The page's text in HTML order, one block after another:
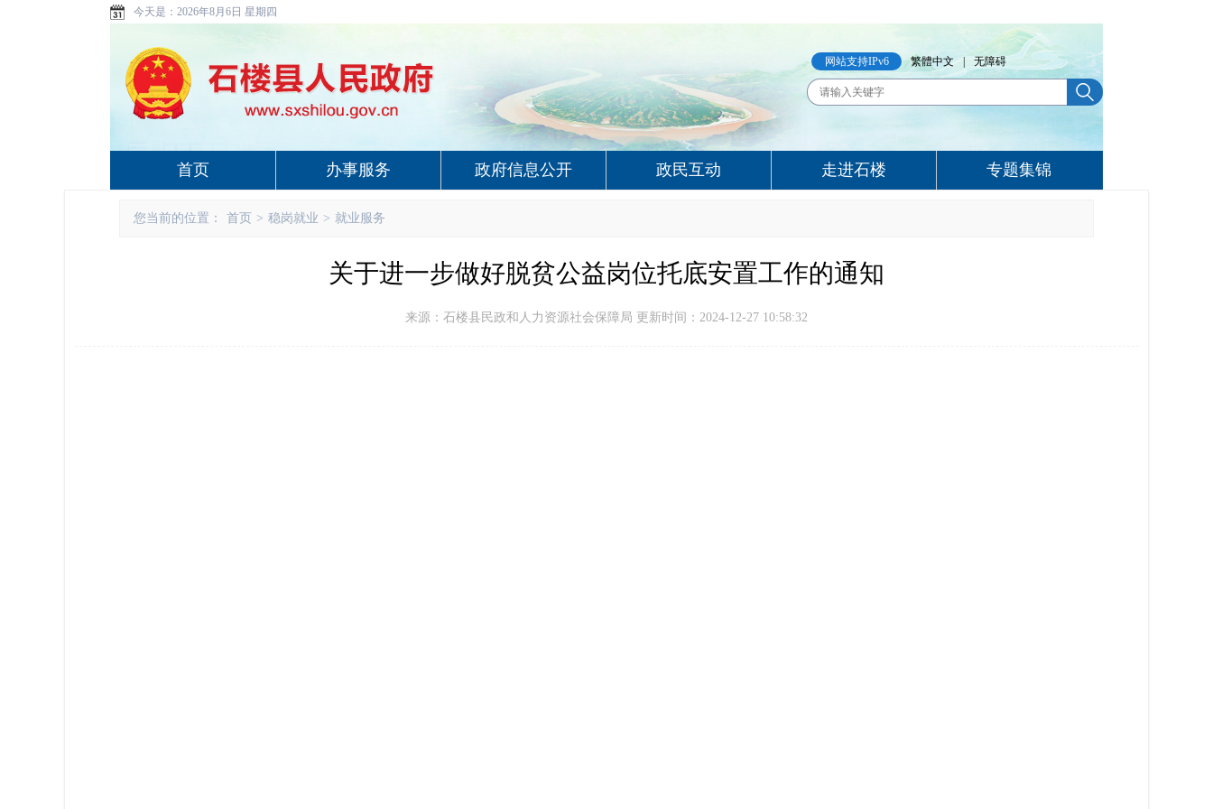
今天是： 2026年8月6日 星期四
网站支持IPv6 繁體中文 无障碍
首页 办事服务 政府信息公开 政民互动 走进石楼 专题集锦
您当前的位置： 首页 > 稳岗就业 > 就业服务
关于进一步做好脱贫公益岗位托底安置工作的通知
来源：石楼县民政和人力资源社会保障局 更新时间：2024-12-27 10:58:32